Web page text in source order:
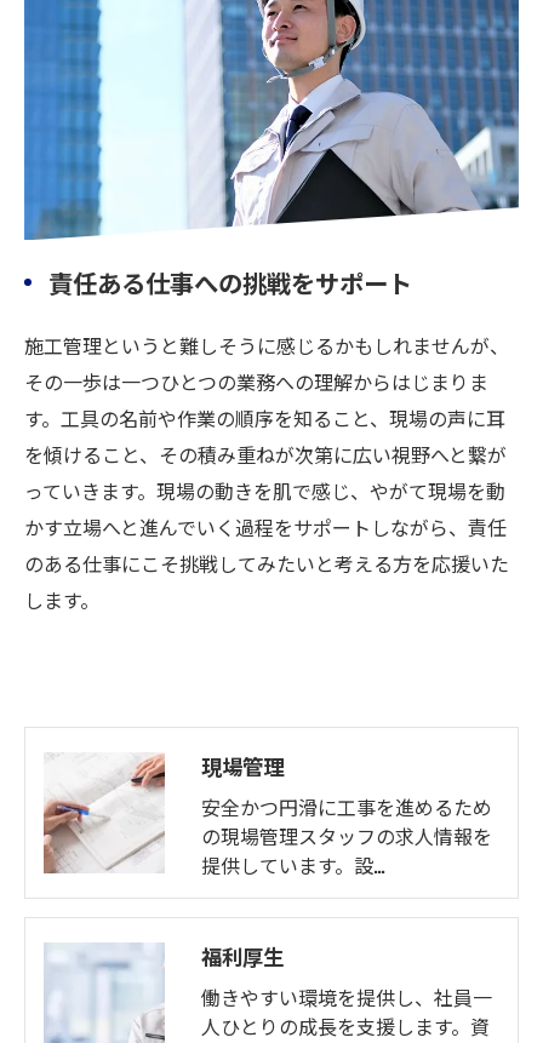
責任ある仕事への挑戦をサポート
施工管理というと難しそうに感じるかもしれませんが、
その一歩は一つひとつの業務への理解からはじまりま
す。工具の名前や作業の順序を知ること、現場の声に耳
を傾けること、その積み重ねが次第に広い視野へと繋が
っていきます。現場の動きを肌で感じ、やがて現場を動
かす立場へと進んでいく過程をサポートしながら、責任
のある仕事にこそ挑戦してみたいと考える方を応援いた
します。
現場管理
安全かつ円滑に工事を進めるため
の現場管理スタッフの求人情報を
提供しています。設…
福利厚生
働きやすい環境を提供し、社員一
人ひとりの成長を支援します。資